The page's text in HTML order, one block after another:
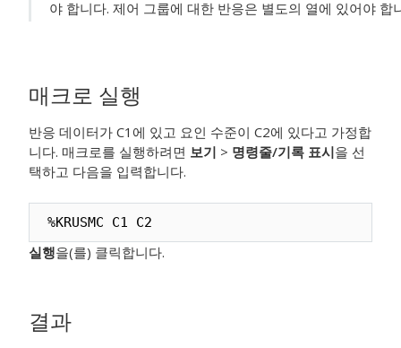
야 합니다. 제어 그룹에 대한 반응은 별도의 열에 있어야 합
매크로 실행
반응 데이터가 C1에 있고 요인 수준이 C2에 있다고 가정합
니다. 매크로를 실행하려면 보기 > 명령줄/기록 표시을 선
택하고 다음을 입력합니다.
%KRUSMC C1 C2
실행을(를) 클릭합니다.
결과